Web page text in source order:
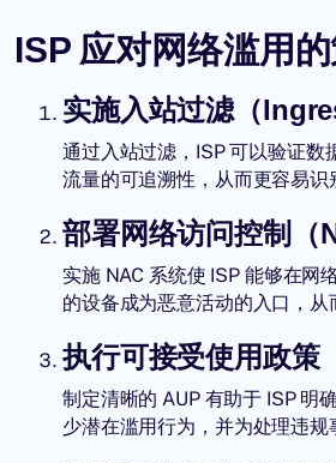
ISP 应对网络滥用
实施入站过滤（
通过入站过滤，ISP 可以验证数
流量的可追溯性，从而更容易识
部署网络访问控制（
实施 NAC 系统使 ISP 能够在网
的设备成为恶意活动的入口，从
执行可接受使用政策
制定清晰的 AUP 有助于 ISP 明
少潜在滥用行为，并为处理违规